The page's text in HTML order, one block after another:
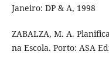
Janeiro: DP & A, 1998
ZABALZA, M. A.
na Escola. Porto: ASA